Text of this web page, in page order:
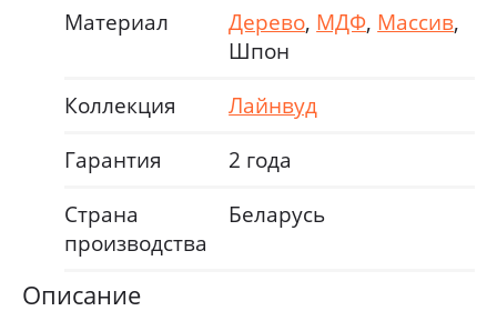
Материал Дерево, МДФ, Массив,
Шпон
Коллекция
Лайнвуд
Гарантия
2 года
Страна
производства
Беларусь
Описание